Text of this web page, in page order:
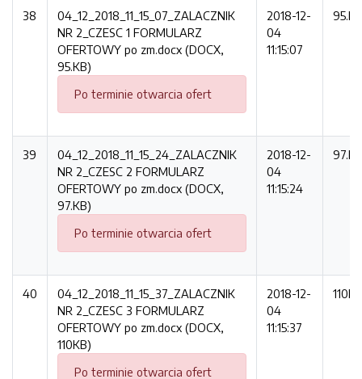
38
04_12_2018_11_15_07_ZALACZNIK
NR 2_CZESC 1 FORMULARZ
OFERTOWY po zm.docx (DOCX,
95.KB)
Po terminie otwarcia ofert
2018-12-
04
11:15:07
95.KB
39
04_12_2018_11_15_24_ZALACZNIK
NR 2_CZESC 2 FORMULARZ
OFERTOWY po zm.docx (DOCX,
97.KB)
Po terminie otwarcia ofert
2018-12-
04
11:15:24
97.KB
40
04_12_2018_11_15_37_ZALACZNIK
NR 2_CZESC 3 FORMULARZ
OFERTOWY po zm.docx (DOCX,
110KB)
Po terminie otwarcia ofert
2018-12-
04
11:15:37
110KB